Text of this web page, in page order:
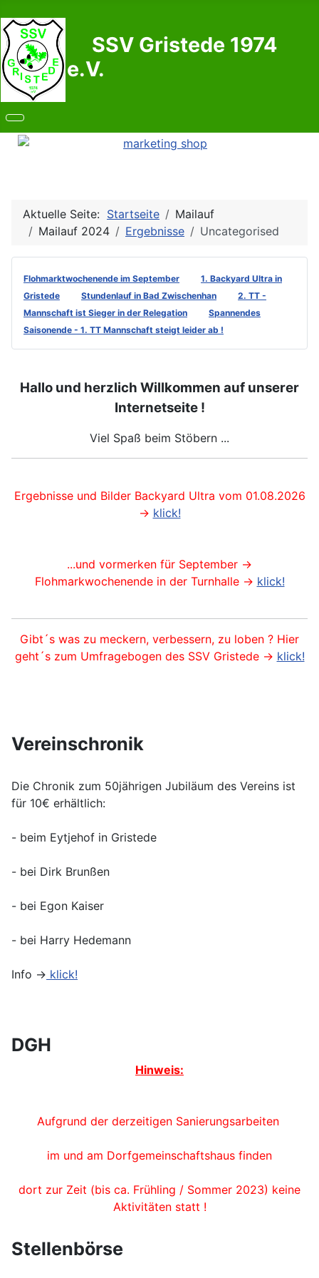
SSV Gristede 1974
e.V.
Aktuelle Seite: Startseite
Mailauf
Mailauf 2024
Ergebnisse Uncategorised
Flohmarktwochenende im September
1. Backyard Ultra in
Gristede
Stundenlauf in Bad Zwischenhan
2. TT -
Mannschaft ist Sieger in der Relegation
Spannendes
Saisonende - 1. TT Mannschaft steigt leider ab !
Hallo und herzlich Willkommen auf unserer
Internetseite !
Viel Spaß beim Stöbern ...
Ergebnisse und Bilder Backyard Ultra vom 01.08.2026
-> klick!
...und vormerken für September ->
Flohmarkwochenende in der Turnhalle -> klick!
Gibt´s was zu meckern, verbessern, zu loben ? Hier
geht´s zum Umfragebogen des SSV Gristede -> klick!
Vereinschronik
Die Chronik zum 50jährigen Jubiläum des Vereins ist
für 10€ erhältlich:
- beim Eytjehof in Gristede
- bei Dirk Brunßen
- bei Egon Kaiser
- bei Harry Hedemann
Info -> klick!
DGH
Hinweis:
Aufgrund der derzeitigen Sanierungsarbeiten
im und am Dorfgemeinschaftshaus finden
dort zur Zeit (bis ca. Frühling / Sommer 2023) keine
Aktivitäten statt !
Stellenbörse